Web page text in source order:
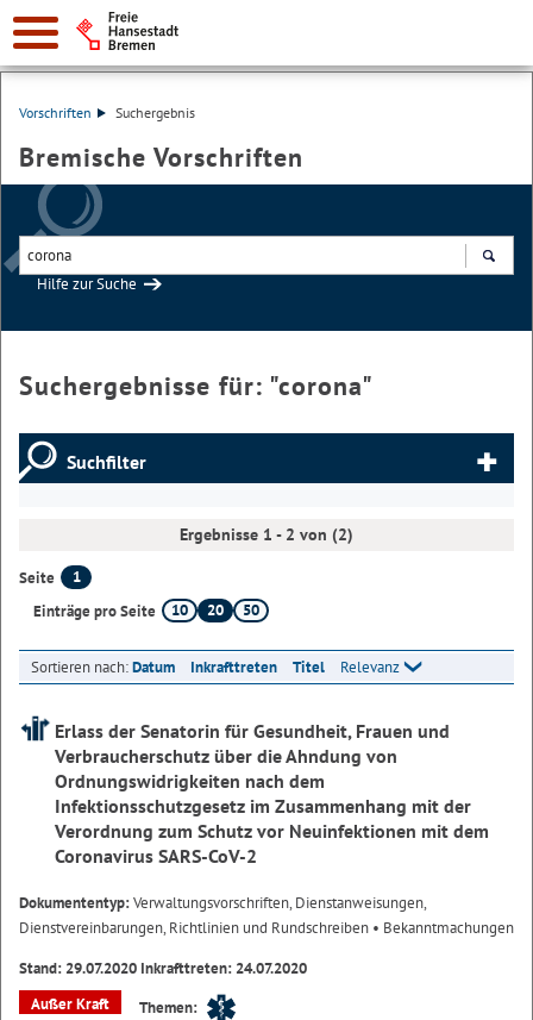
Vorschriften Suchergebnis
Bremische Vorschriften
Hilfe zur Suche
Suchergebnisse für: "corona"
Suchfilter
Ergebnisse 1 - 2 von (2)
Seite
1
Einträge pro Seite
10 20 50
Sortieren nach:Datum Inkrafttreten Titel Relevanz
Erlass der Senatorin für Gesundheit, Frauen und
Verbraucherschutz über die Ahndung von
Ordnungswidrigkeiten nach dem
Infektionsschutzgesetz im Zusammenhang mit der
Verordnung zum Schutz vor Neuinfektionen mit dem
Coronavirus SARS-CoV-2
Dokumententyp:Verwaltungsvorschriften, Dienstanweisungen,
Dienstvereinbarungen, Richtlinien und Rundschreiben • Bekanntmachungen
Stand: 29.07.2020 Inkrafttreten: 24.07.2020
Außer Kraft
Themen: